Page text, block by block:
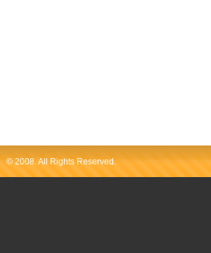
© 2008. All Rights Reserved.